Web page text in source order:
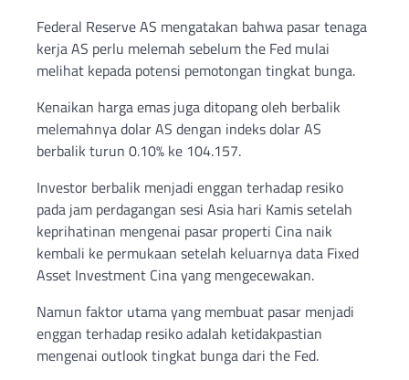
Federal Reserve AS mengatakan bahwa pasar tenaga
kerja AS perlu melemah sebelum the Fed mulai
melihat kepada potensi pemotongan tingkat bunga.
Kenaikan harga emas juga ditopang oleh berbalik
melemahnya dolar AS dengan indeks dolar AS
berbalik turun 0.10% ke 104.157.
Investor berbalik menjadi enggan terhadap resiko
pada jam perdagangan sesi Asia hari Kamis setelah
keprihatinan mengenai pasar properti Cina naik
kembali ke permukaan setelah keluarnya data Fixed
Asset Investment Cina yang mengecewakan.
Namun faktor utama yang membuat pasar menjadi
enggan terhadap resiko adalah ketidakpastian
mengenai outlook tingkat bunga dari the Fed.